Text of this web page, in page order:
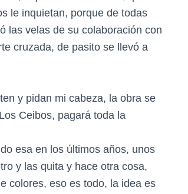
le inquietan, porque de todas
las velas de su colaboración con
cruzada, de pasito se llevó a
y pidan mi cabeza, la obra se
Ceibos, pagará toda la
esa en los últimos años, unos
y las quita y hace otra cosa,
colores, eso es todo, la idea es